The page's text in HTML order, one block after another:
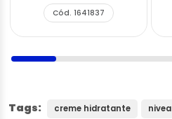
Cód. 1641837
Tags: creme hidratante nivea